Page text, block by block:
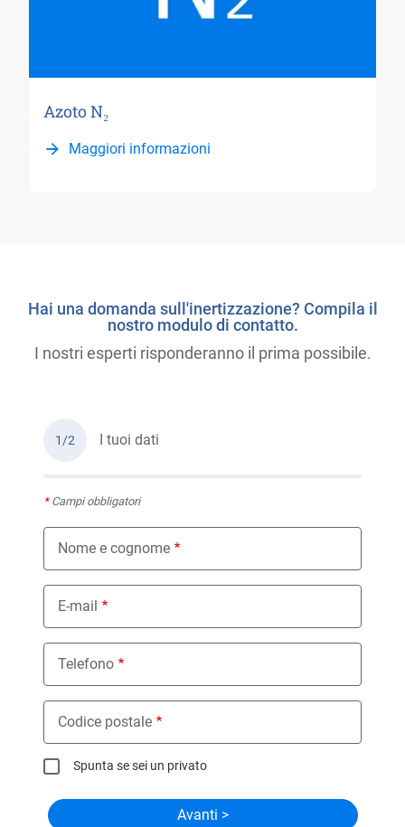
Azoto N₂
Maggiori informazioni
Hai una domanda sull'inertizzazione? Compila il
nostro modulo di contatto.
I nostri esperti risponderanno il prima possibile.
1/2 I tuoi dati
*Campi obbligatori
Nome e cognome
E-mail
Telefono
Codice postale
Spunta se sei un privato